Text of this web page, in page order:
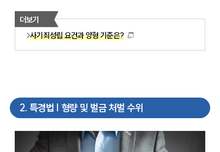
더보기
사기죄성립 요건과 양형 기준은?
2. 특경법 | 형량 및 벌금 처벌 수위